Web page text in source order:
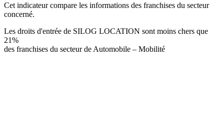
Cet indicateur compare les informations des franchises du secteur
concerné.
Les droits d'entrée de SILOG LOCATION sont moins chers que
21%
des franchises du secteur de Automobile – Mobilité